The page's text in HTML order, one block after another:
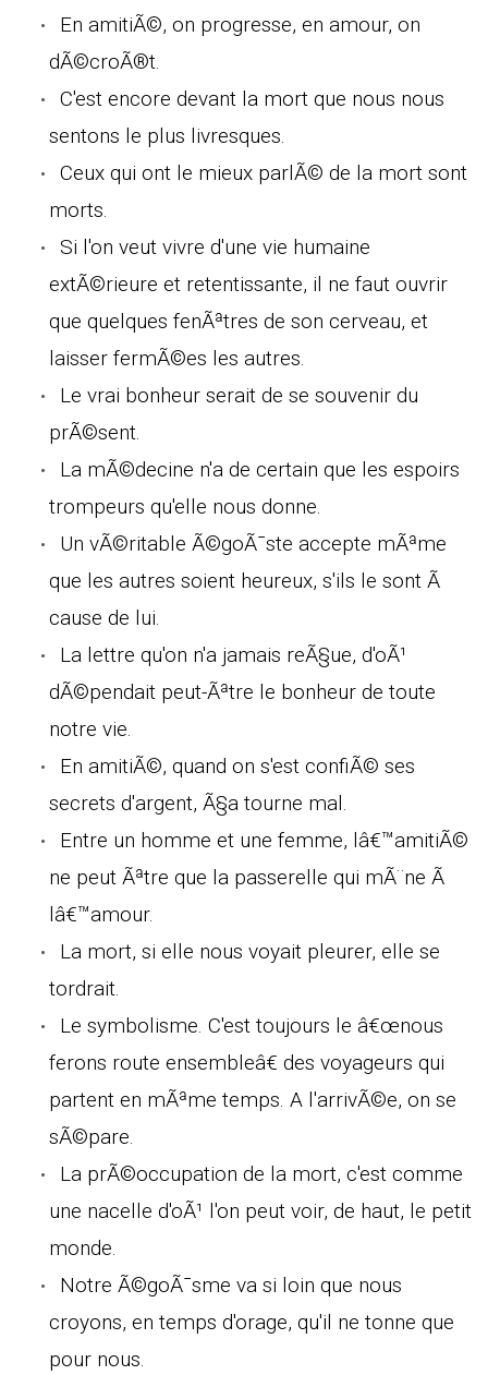
En amitiÃ©, on progresse, en amour, on
dÃ©croÃ®t.
C'est encore devant la mort que nous nous
sentons le plus livresques.
Ceux qui ont le mieux parlÃ© de la mort sont
morts.
Si l'on veut vivre d'une vie humaine
extÃ©rieure et retentissante, il ne faut ouvrir
que quelques fenÃªtres de son cerveau, et
laisser fermÃ©es les autres.
Le vrai bonheur serait de se souvenir du
prÃ©sent.
La mÃ©decine n'a de certain que les espoirs
trompeurs qu'elle nous donne.
Un vÃ©ritable Ã©goÃ¯ste accepte mÃªme
que les autres soient heureux, s'ils le sont Ã
cause de lui.
La lettre qu'on n'a jamais reÃ§ue, d'oÃ¹
dÃ©pendait peut-Ãªtre le bonheur de toute
notre vie.
En amitiÃ©, quand on s'est confiÃ© ses
secrets d'argent, Ã§a tourne mal.
Entre un homme et une femme, lâ€™amitiÃ©
ne peut Ãªtre que la passerelle qui mÃ¨ne Ã
lâ€™amour.
La mort, si elle nous voyait pleurer, elle se
tordrait.
Le symbolisme. C'est toujours le â€œnous
ferons route ensembleâ€ des voyageurs qui
partent en mÃªme temps. A l'arrivÃ©e, on se
sÃ©pare.
La prÃ©occupation de la mort, c'est comme
une nacelle d'oÃ¹ l'on peut voir, de haut, le petit
monde.
Notre Ã©goÃ¯sme va si loin que nous
croyons, en temps d'orage, qu'il ne tonne que
pour nous.